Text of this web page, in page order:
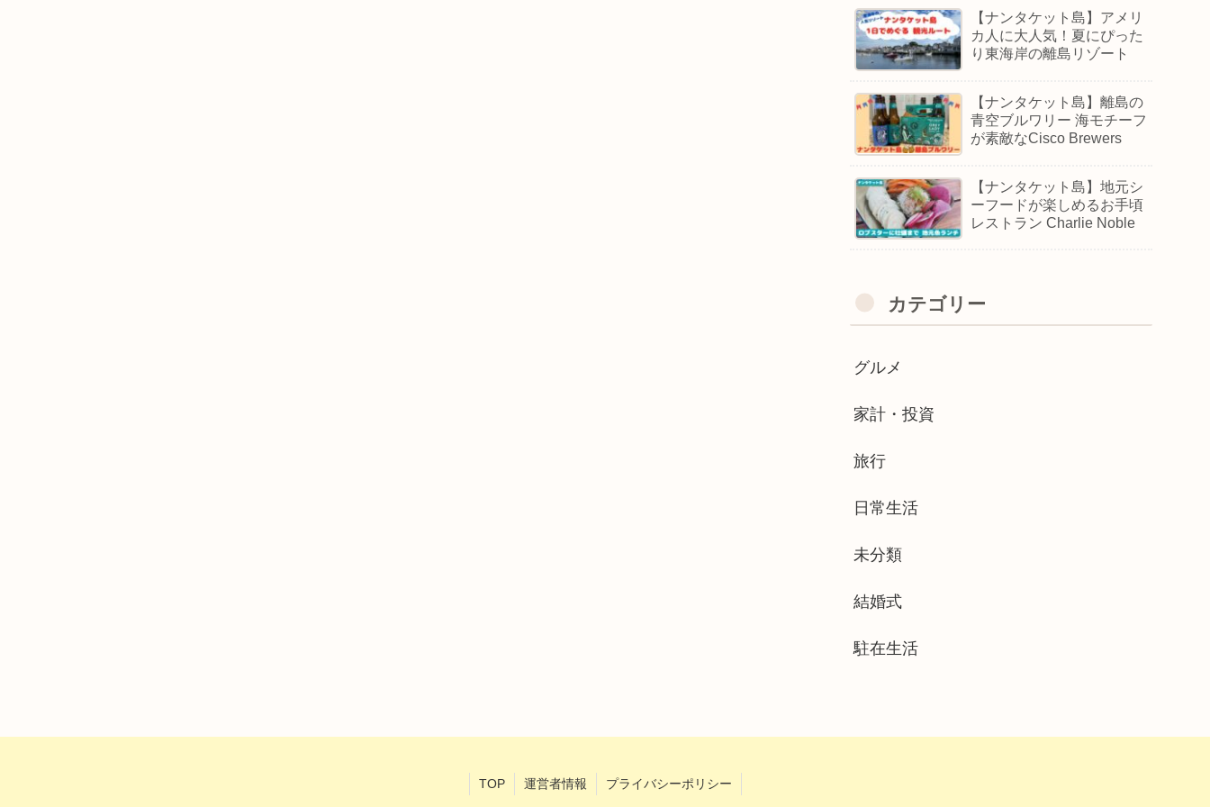
【ナンタケット島】アメリ
カ人に大人気！夏にぴった
り東海岸の離島リゾート
【ナンタケット島】離島の
青空ブルワリー 海モチーフ
が素敵なCisco Brewers
【ナンタケット島】地元シ
ーフードが楽しめるお手頃
レストラン Charlie Noble
カテゴリー
グルメ
家計・投資
旅行
日常生活
未分類
結婚式
駐在生活
TOP 運営者情報 プライバシーポリシー